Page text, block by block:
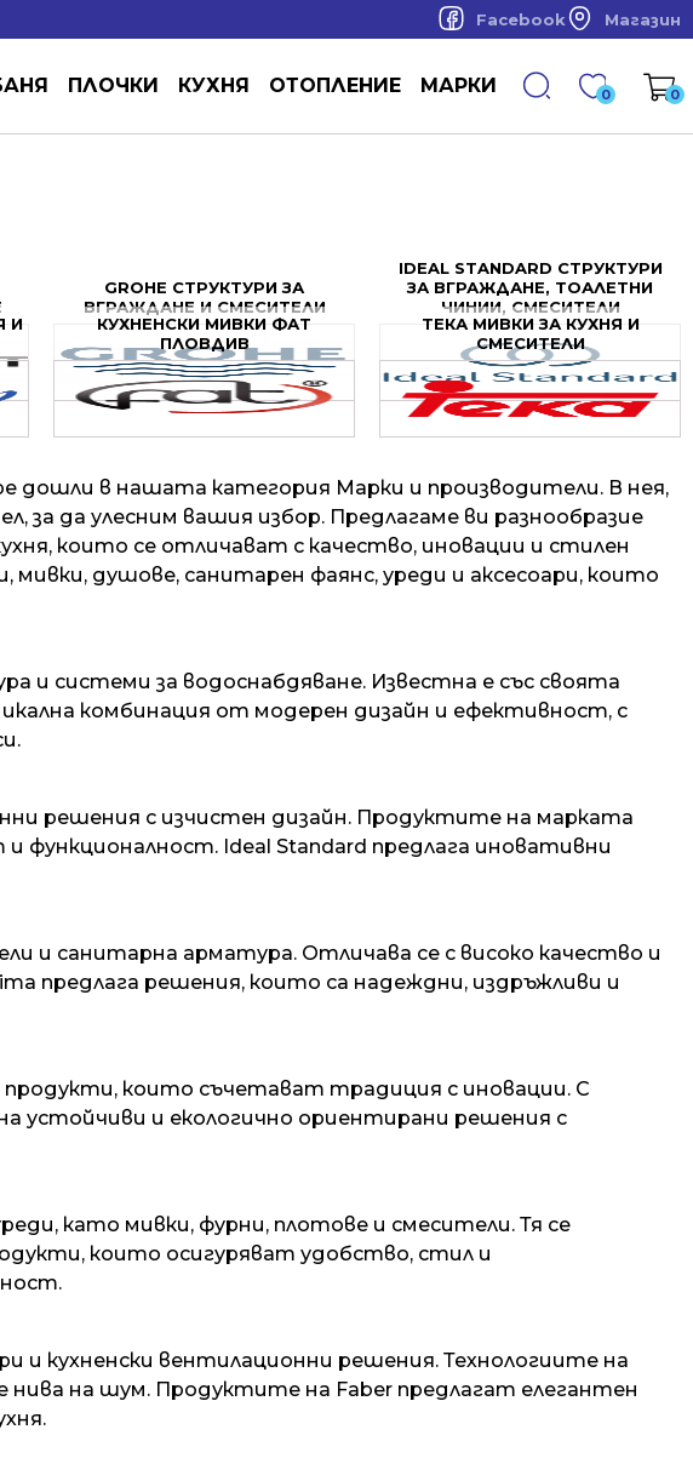
Facebook Магазин
ПЛОЧКИ КУХНЯ ОТОПЛЕНИЕ МАРКИ 0 0
GROHE СТРУКТУРИ ЗА
ВГРАЖДАНЕ И СМЕСИТЕЛИ
IDEAL STANDARD СТРУКТУРИ
ЗА ВГРАЖДАНЕ, ТОАЛЕТНИ
ЧИНИИ, СМЕСИТЕЛИ
И
КУХНЕНСКИ МИВКИ ФАТ
ПЛОВДИВ
ТЕКА МИВКИ ЗА КУХНЯ И
СМЕСИТЕЛИ
дошли в нашата категория Марки и производители. В нея,
за да улесним вашия избор. Предлагаме ви разнообразие
които се отличават с качество, иновации и стилен
душове, санитарен фаянс, уреди и аксесоари, които
и системи за водоснабдяване. Известна е със своята
комбинация от модерен дизайн и ефективност, с
решения с изчистен дизайн. Продуктите на марката
функционалност. Ideal Standard предлага иновативни
и санитарна арматура. Отличава се с високо качество и
предлага решения, които са надеждни, издръжливи и
продукти, които съчетават традиция с иновации. С
устойчиви и екологично ориентирани решения с
като мивки, фурни, плотове и смесители. Тя се
които осигуряват удобство, стил и
и кухненски вентилационни решения. Технологиите на
нива на шум. Продуктите на Faber предлагат елегантен